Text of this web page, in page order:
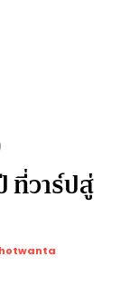
ที่วาร์ปสู่